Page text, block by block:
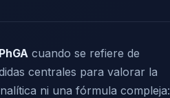
PhGA cuando se refiere de
centrales para valorar la
ni una fórmula compleja: